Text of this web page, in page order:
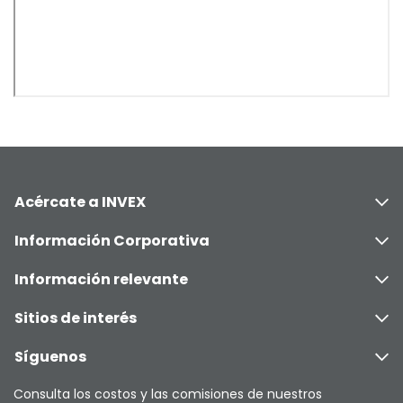
Acércate a INVEX
Información Corporativa
Información relevante
Sitios de interés
Síguenos
Consulta los costos y las comisiones de nuestros